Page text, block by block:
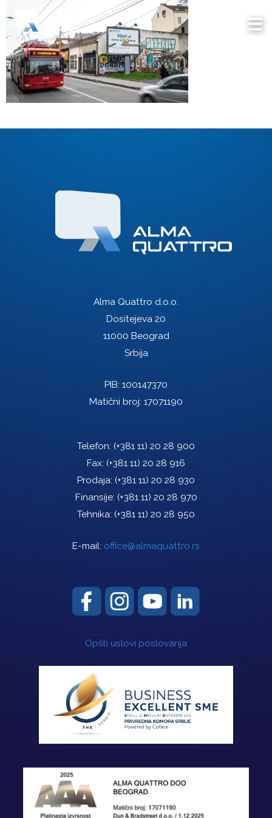
Alma Quattro d.o.o.
Dositejeva 20
11000 Beograd
Srbija
PIB: 100147370
Matični broj: 17071190
Telefon: (+381 11) 20 28 900
Fax: (+381 11) 20 28 916
Prodaja: (+381 11) 20 28 930
Finansije: (+381 11) 20 28 970
Tehnika: (+381 11) 20 28 950
E-mail: office@almaquattro.rs
Opšti uslovi poslovanja